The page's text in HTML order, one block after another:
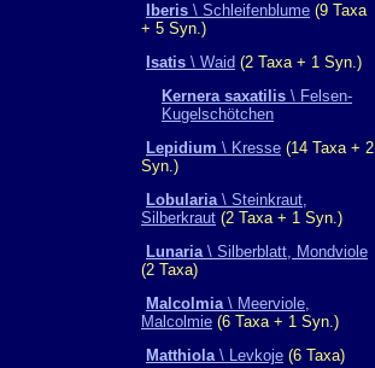
Iberis \ Schleifenblume (9 Taxa
+ 5 Syn.)
Isatis \ Waid (2 Taxa + 1 Syn.)
Kernera saxatilis \ Felsen-
Kugelschötchen
Lepidium \ Kresse (14 Taxa + 2
Syn.)
Lobularia\ Steinkraut,
Silberkraut (2 Taxa + 1 Syn.)
Lunaria\ Silberblatt, Mondviole
(2 Taxa)
Malcolmia\ Meerviole,
Malcolmie (6 Taxa + 1 Syn.)
Matthiola\ Levkoje (6 Taxa)